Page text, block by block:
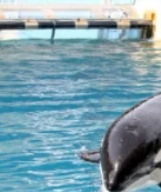
Panneau de